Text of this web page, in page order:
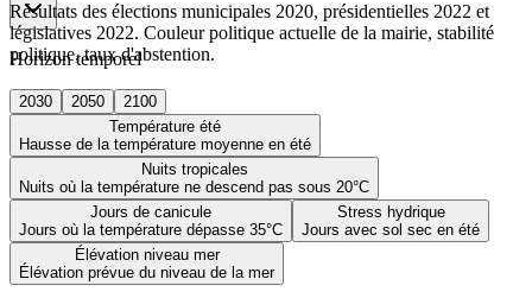
Horizon temporel
2030 2050
2100
Température été
Hausse de la température moyenne en été
Nuits tropicales
Nuits où la température ne descend pas sous 20°C
Jours de canicule
Jours où la température dépasse 35°C
Stress hydrique
Jours avec sol sec en été
Élévation niveau mer
Élévation prévue du niveau de la mer
Résultats des élections municipales 2020, présidentielles 2022 et
législatives 2022. Couleur politique actuelle de la mairie, stabilité
politique, taux d'abstention.